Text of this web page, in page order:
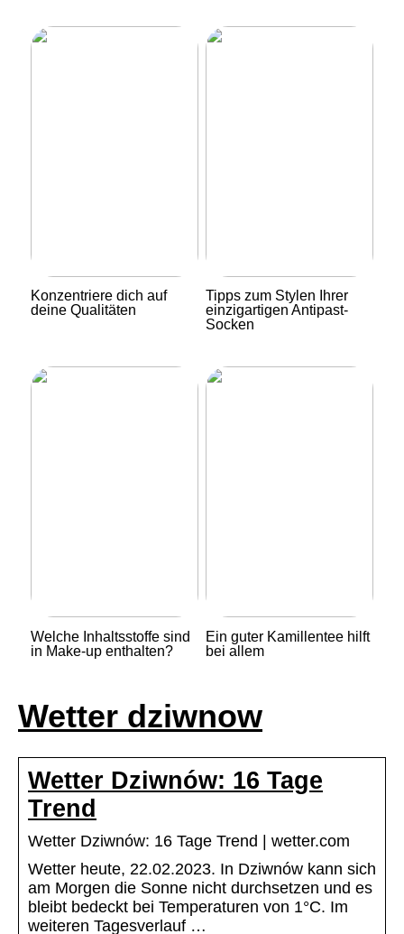
Konzentriere dich auf
deine Qualitäten
Tipps zum Stylen Ihrer
einzigartigen Antipast-
Socken
Welche Inhaltsstoffe sind
in Make-up enthalten?
Ein guter Kamillentee hilft
bei allem
Wetter dziwnow
Wetter Dziwnów: 16 Tage
Trend
Wetter Dziwnów: 16 Tage Trend | wetter.com
Wetter heute, 22.02.2023. In Dziwnów kann sich
am Morgen die Sonne nicht durchsetzen und es
bleibt bedeckt bei Temperaturen von 1°C. Im
weiteren Tagesverlauf …